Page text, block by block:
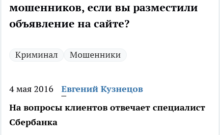
мошенников, если вы разместили
объявление на сайте?
Криминал Мошенники
4 мая 2016
Евгений Кузнецов
На вопросы клиентов отвечает специалист
Сбербанка